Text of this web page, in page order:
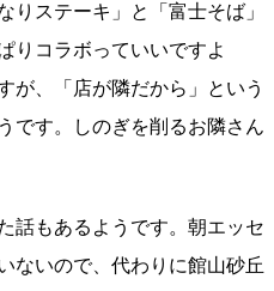
りステーキ」と「富士そば」
りコラボっていいですよ
が、「店が隣だから」という
です。しのぎを削るお隣さん
話もあるようです。朝エッセ
ないので、代わりに館山砂丘